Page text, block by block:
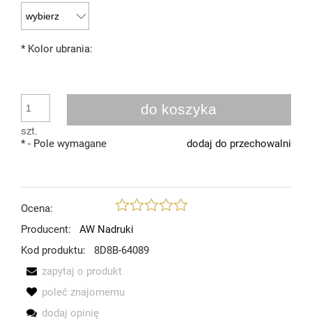
*Kolor ubrania:
szt.
do koszyka
dodaj do przechowalni
*- Pole wymagane
Ocena:
Producent:
AW Nadruki
Kod produktu:
8D8B-64089
zapytaj o produkt
poleć znajomemu
dodaj opinię